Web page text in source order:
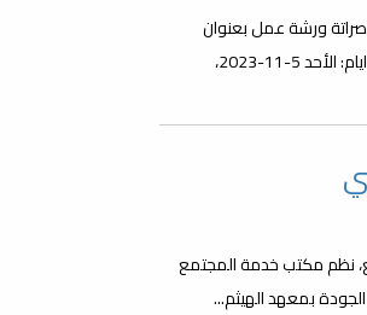
ورشة عمل بعنوان
(استخدام علم المعلومات الحياتية في دراسة بعض الجينات) سيقدمها: د. مصطفى محمد دراه. ايام: الأحد 5-11-2023،
نظم مكتب خدمة المجتمع
بمعهد الهيثم...